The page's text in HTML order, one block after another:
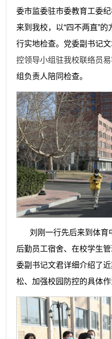
委市监委驻市委教育工委
来到我校，以“四不两直”
行实地检查。党委副书记文
控领导小组驻我校联络员
组负责人陪同检查。
刘刚一行先后来到体育
后勤员工宿舍、在校学生
委副书记文君详细介绍了
松、加强校园防控的具体作